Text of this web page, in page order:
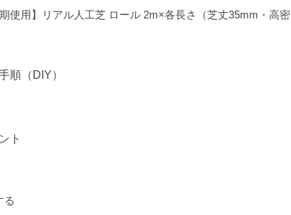
使用】リアル人工芝 ロール 2m×各長さ（芝丈35mm・高密
順（DIY）
ト
る